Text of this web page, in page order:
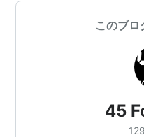
このブロ
45